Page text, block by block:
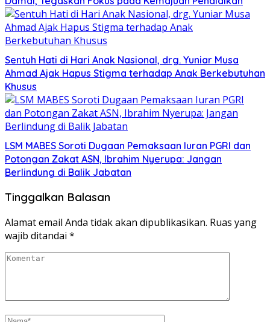
Sentuh Hati di Hari Anak Nasional, drg. Yuniar Musa
Ahmad Ajak Hapus Stigma terhadap Anak Berkebutuhan
Khusus
LSM MABES Soroti Dugaan Pemaksaan Iuran PGRI dan
Potongan Zakat ASN, Ibrahim Nyerupa: Jangan
Berlindung di Balik Jabatan
Tinggalkan Balasan
Alamat email Anda tidak akan dipublikasikan. Ruas yang
wajib ditandai *